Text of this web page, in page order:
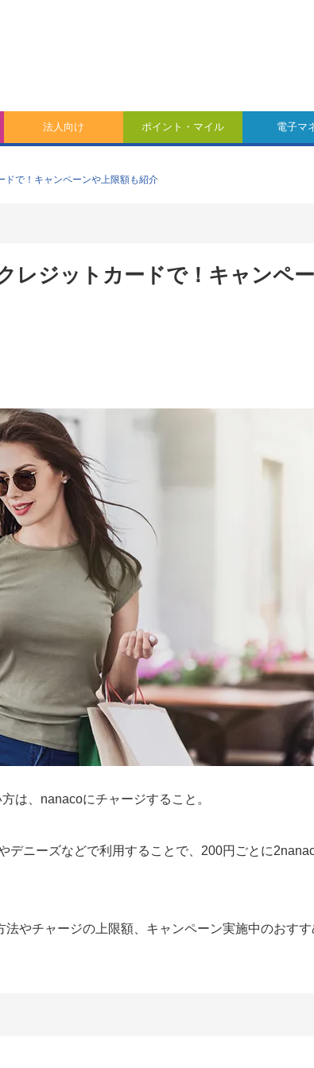
法人向け ポイント・マイル 電子マ
で！キャンペーンや上限額も紹介
レジットカードで！キャンペー
は、nanacoにチャージすること。
デニーズなどで利用することで、200円ごとに
やチャージの上限額、キャンペーン実施中のおすす